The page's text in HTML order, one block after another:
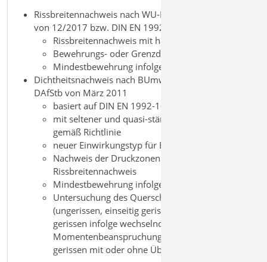
Rissbreitennachweis nach WU-Richtlinie des DAfStb
von 12/2017 bzw. DIN EN 1992-3
Rissbreitennachweis mit häufiger Kombination
Bewehrungs- oder Grenzdurchmesserermittlung
Mindestbewehrung infolge Zwang
Dichtheitsnachweis nach BUmwS-Richtlinie des
DAfStb von März 2011
basiert auf DIN EN 1992-1-1
mit seltener und quasi-ständiger Kombination
gemäß Richtlinie
neuer Einwirkungstyp für Beaufschlagung
Nachweis der Druckzonenhöhe oder
Rissbreitennachweis
Mindestbewehrung infolge Zwang
Untersuchung des Querschnittszustands
(ungerissen, einseitig gerissen, beidseitig
gerissen infolge wechselnder
Momentenbeanspruchung, durchgängig
gerissen mit oder ohne Überdrückung)